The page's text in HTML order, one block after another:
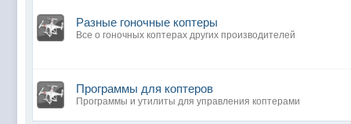
Разные гоночные коптеры
Все о гоночных коптерах других производителей
Программы для коптеров
Программы и утилиты для управления коптерами